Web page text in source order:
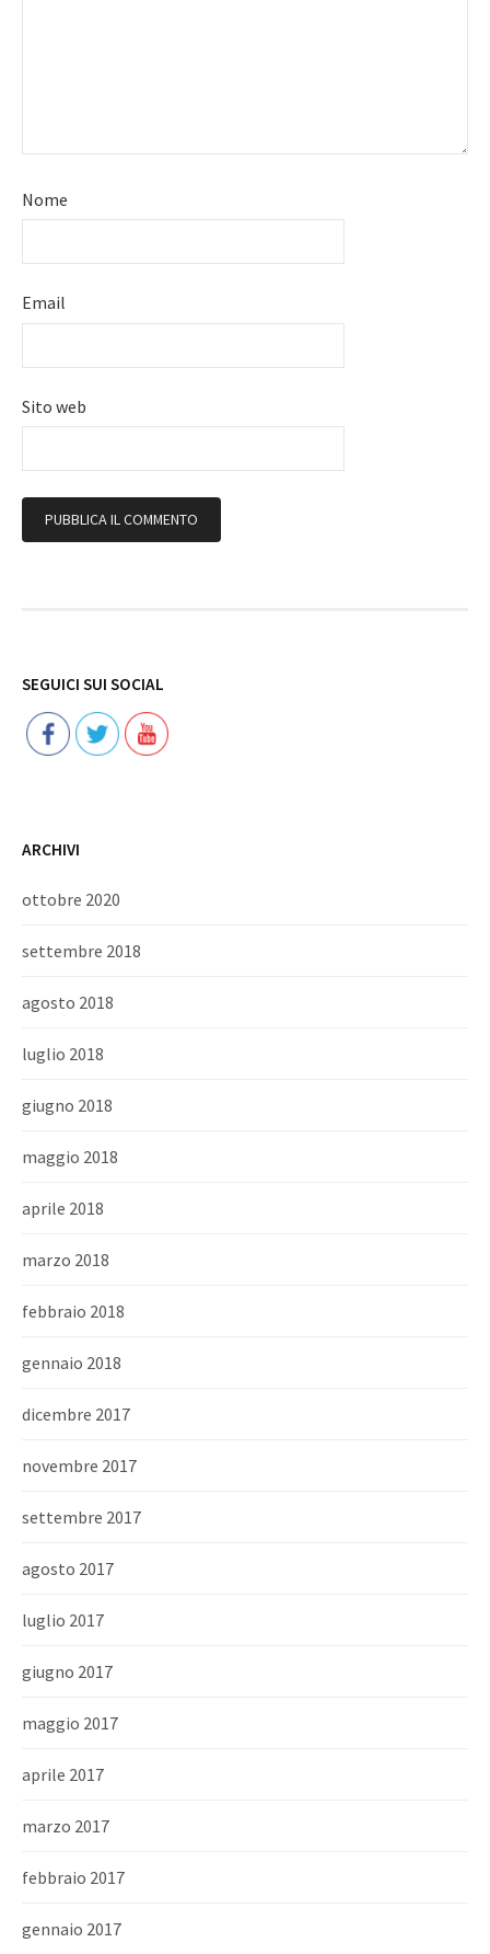
Nome
Email
Sito web
SEGUICI SUI SOCIAL
ARCHIVI
ottobre 2020
settembre 2018
agosto 2018
luglio 2018
giugno 2018
maggio 2018
aprile 2018
marzo 2018
febbraio 2018
gennaio 2018
dicembre 2017
novembre 2017
settembre 2017
agosto 2017
luglio 2017
giugno 2017
maggio 2017
aprile 2017
marzo 2017
febbraio 2017
gennaio 2017